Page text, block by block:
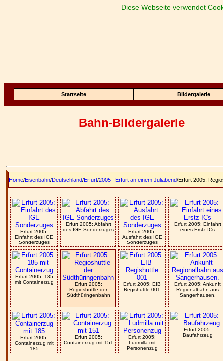
Startseite Bildergalerie
Bahn-Bildergalerie
Home/Eisenbahn/Deutschland/Erfurt/2005 - Erfurt an einem Juliabend/Erfurt 2005:
Erfurt 2005:
Einfahrt des IGE
Sonderzuges
Erfurt 2005: Abfahrt
des IGE Sonderzuges
Erfurt 2005:
Ausfahrt des IGE
Sonderzuges
Erfurt 2005: Einfahrt
eines Erstz-ICs
Erfurt 2005: 185
mit Containerzug
Erfurt 2005:
Regioshuttle der
Südthüringenbahn
Erfurt 2005: EIB
Regishuttle 001
Erfurt 2005: Ankunft
Regionalbahn aus
Sangerhausen.
Erfurt 2005:
Containerzug mit
185
Erfurt 2005:
Containerzug mit 151
Erfurt 2005:
Ludmilla mit
Personenzug
Erfurt 2005:
Baufahrzeug
Diese Webseite verwendet